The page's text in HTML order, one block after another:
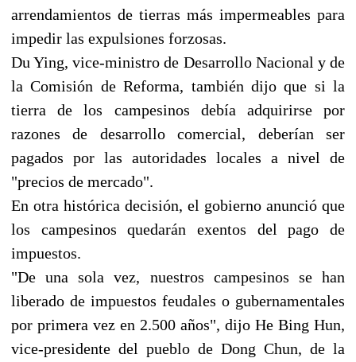
arrendamientos de tierras más impermeables para
impedir las expulsiones forzosas.
Du Ying, vice-ministro de Desarrollo Nacional y de
la Comisión de Reforma, también dijo que si la
tierra de los campesinos debía adquirirse por
razones de desarrollo comercial, deberían ser
pagados por las autoridades locales a nivel de
"precios de mercado".
En otra histórica decisión, el gobierno anunció que
los campesinos quedarán exentos del pago de
impuestos.
"De una sola vez, nuestros campesinos se han
liberado de impuestos feudales o gubernamentales
por primera vez en 2.500 años", dijo He Bing Hun,
vice-presidente del pueblo de Dong Chun, de la